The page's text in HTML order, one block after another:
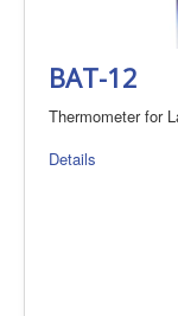
BAT-12
Thermometer for
Details